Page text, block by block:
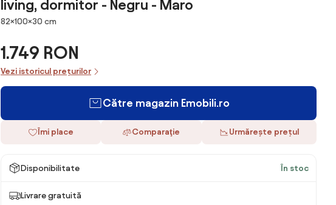
living, dormitor - Negru - Maro
Dimensiuni
82×100×30 cm
1.749 RON
Vezi istoricul prețurilor
Către magazin Emobili.ro
Îmi place Comparaţie Urmărește prețul
Disponibilitate În stoc
Livrare gratuită